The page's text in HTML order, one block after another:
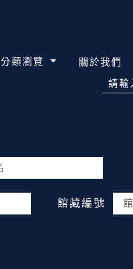
分類瀏覽 關於我們
請輸
館藏編號